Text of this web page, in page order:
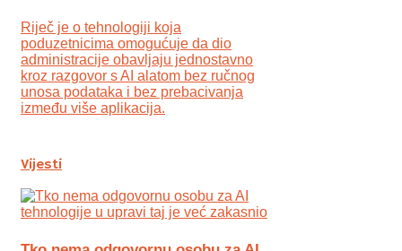
Riječ je o tehnologiji koja
poduzetnicima omogućuje da dio
administracije obavljaju jednostavno
kroz razgovor s AI alatom bez ručnog
unosa podataka i bez prebacivanja
između više aplikacija.
Vijesti